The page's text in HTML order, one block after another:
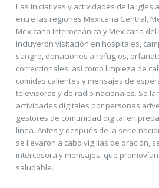
Las iniciativas y actividades de la
entre las regiones Mexicana Central,
Mexicana Interoceánica y Mexicana del
incluyeron visitación en hospitales,
sangre, donaciones a refugios,
correccionales, así como limpieza de
comidas calientes y mensajes de
televisoras y de radio nacionales. Se
actividades digitales por personas
gestores de comunidad digital en
línea. Antes y después de la serie
se llevaron a cabo vigilias de oración,
intercesora y mensajes que
saludable.